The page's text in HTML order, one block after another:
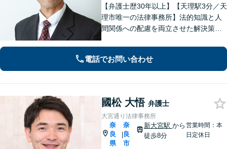
【弁護士歴30年以上】【天理駅3分／天
理市唯一の法律事務所】法的知識と人
間関係への配慮を両立させた解決策を
法書士・不動産鑑定士など」相続に関
わる問題を総合的に解決へ導きます
電話でお問い合わせ
國松 大悟 弁護士
大宮通り法律事務所
奈
良
県
|
奈
良
市
新大宮駅 から
徒歩8分
営業時間：本
日定休日